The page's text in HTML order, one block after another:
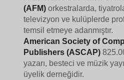
(AFM) orkestralarda,
televizyon ve kulüplerde
temsil etmeye adanmıştır.
American Society of
Publishers (ASCAP)
yazarı, besteci ve müzik
üyelik derneğidir.